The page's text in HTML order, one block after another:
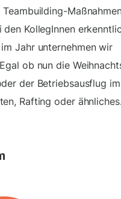
KollegInnen
Jahr unternehmen wir
ob nun die
der Betriebsausflug
Rafting oder ähnliches.